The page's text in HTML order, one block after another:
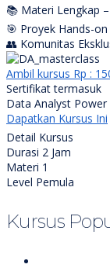
📚 Materi Lengkap
🎯 Proyek Hands-
👥 Komunitas
Ambil kursus Rp :
Sertifikat termasuk
Data Analyst Power
Dapatkan Kursus Ini
Detail Kursus
Durasi 2 Jam
Materi 1
Level Pemula
Kursus